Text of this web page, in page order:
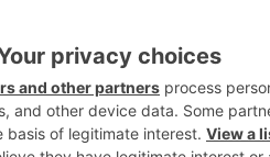
este mediodía al
recibir un aviso del